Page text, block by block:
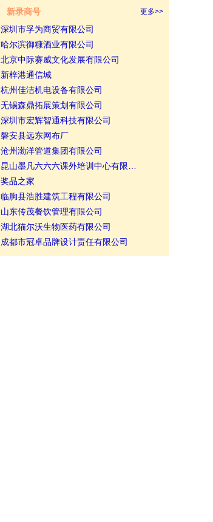
更多>>
新录商号
深圳市孚为商贸有限公司
哈尔滨御糠酒业有限公司
北京中际赛威文化发展有限公司
新梓港通信城
杭州佳洁机电设备有限公司
无锡森鼎拓展策划有限公司
深圳市宏辉智通科技有限公司
磐安县远东网布厂
沧州渤洋管道集团有限公司
昆山墨凡六六六课外培训中心有限…
奖品之家
临朐县浩胜建筑工程有限公司
山东传茂餐饮管理有限公司
湖北猫尔沃生物医药有限公司
成都市冠卓品牌设计责任有限公司